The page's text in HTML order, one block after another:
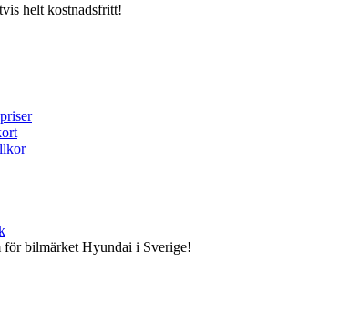
helt kostnadsfritt!
bilmärket Hyundai i Sverige!